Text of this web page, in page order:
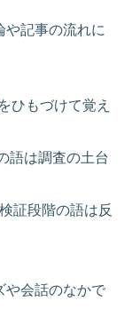
や記事の流れに
ひもづけて覚え
語は調査の土台
証段階の語は反
や会話のなかで